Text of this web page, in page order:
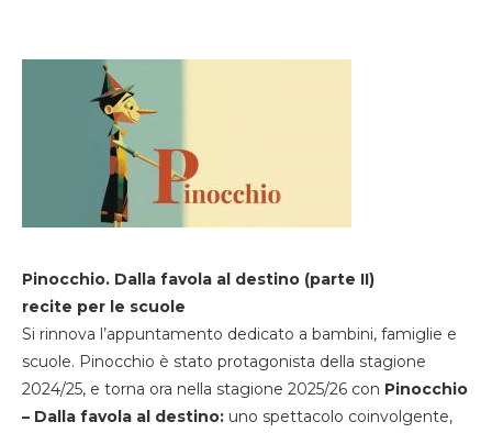
Pinocchio. Dalla favola al destino (parte II)
recite per le scuole
Si rinnova l’appuntamento dedicato a bambini, famiglie e
scuole. Pinocchio è stato protagonista della stagione
2024/25, e torna ora nella stagione 2025/26 con Pinocchio
– Dalla favola al destino: uno spettacolo coinvolgente,